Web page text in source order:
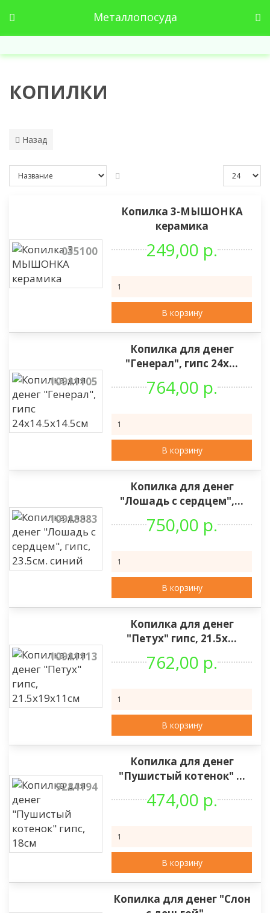
Металлопосуда
КОПИЛКИ
Назад
035100
Копилка 3-МЫШОНКА
керамика
249,00 р.
В корзину
10911105
Копилка для денег
"Генерал", гипс 24х...
764,00 р.
В корзину
10918883
Копилка для денег
"Лошадь с сердцем",...
750,00 р.
В корзину
10911113
Копилка для денег
"Петух" гипс, 21.5х...
762,00 р.
В корзину
9284194
Копилка для денег
"Пушистый котенок" ...
474,00 р.
В корзину
Копилка для денег "Слон